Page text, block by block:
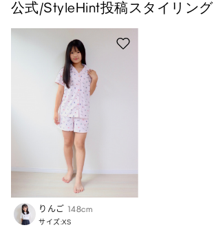
公式/StyleHint投稿スタイリング
りんご 148cm
サイズ:XS